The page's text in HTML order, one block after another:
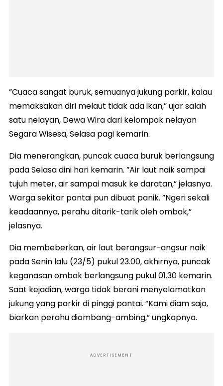
”Cuaca sangat buruk, semuanya jukung parkir, kalau
memaksakan diri melaut tidak ada ikan,” ujar salah
satu nelayan, Dewa Wira dari kelompok nelayan
Segara Wisesa, Selasa pagi kemarin.
Dia menerangkan, puncak cuaca buruk berlangsung
pada Selasa dini hari kemarin. ”Air laut naik sampai
tujuh meter, air sampai masuk ke daratan,” jelasnya.
Warga sekitar pantai pun dibuat panik. ”Ngeri sekali
keadaannya, perahu ditarik-tarik oleh ombak,”
jelasnya.
Dia membeberkan, air laut berangsur-angsur naik
pada Senin lalu (23/5) pukul 23.00, akhirnya, puncak
keganasan ombak berlangsung pukul 01.30 kemarin.
Saat kejadian, warga tidak berani menyelamatkan
jukung yang parkir di pinggi pantai. ”Kami diam saja,
biarkan perahu diombang-ambing,” ungkapnya.
ADVERTISEMENT